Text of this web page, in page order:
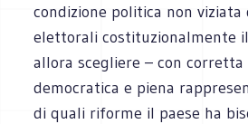
condizione politica non viziata
elettorali costituzionalmente
allora scegliere – con corretta
democratica e piena
di quali riforme il paese ha